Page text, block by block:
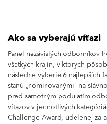
Ako sa vyberajú víťazi
Panel nezávislých odborníkov
všetkých krajín, v ktorých
následne vyberie 6 najlepších
stanú „nominovanými“ na
pred samotným podujatím
víťazov v jednotlivých
Challenge Award, udelenej za